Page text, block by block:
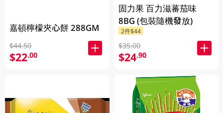
嘉頓檸檬夾心餅 288GM
$44.50
$22.00
固力果 百力滋蕃茄味
8BG (包裝隨機發放)
2件$44
$35.00
$24.90